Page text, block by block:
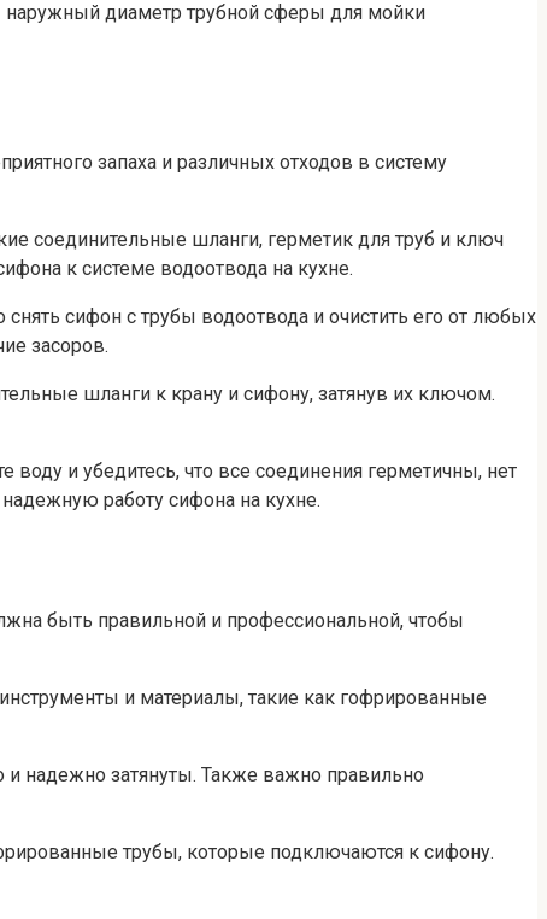
наружный диаметр трубной сферы для мойки
запаха и различных отходов в систему
соединительные шланги, герметик для труб и ключ
к системе водоотвода на кухне.
сифон с трубы водоотвода и очистить его от любых
засоров.
шланги к крану и сифону, затянув их ключом.
и убедитесь, что все соединения герметичны, нет
надежную работу сифона на кухне.
быть правильной и профессиональной, чтобы
и материалы, такие как гофрированные
и надежно затянуты. Также важно правильно
трубы, которые подключаются к сифону.